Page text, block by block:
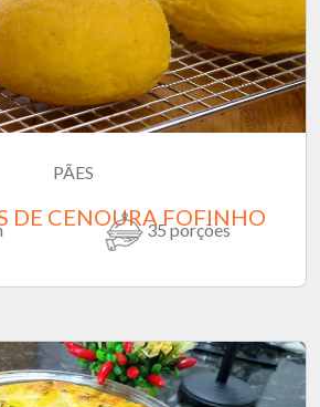
PÃES
DE CENOURA FOFINHO
35 porções